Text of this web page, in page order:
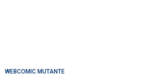
WEBCOMIC MUTANTE